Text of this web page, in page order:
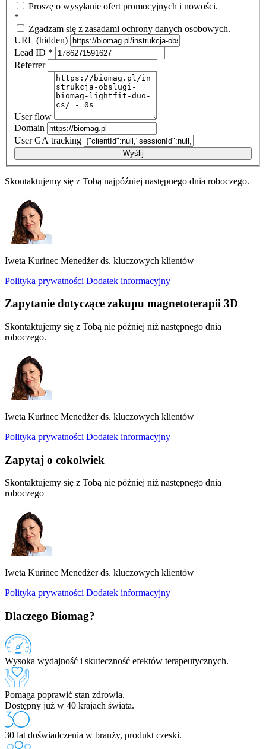
Proszę o wysyłanie ofert promocyjnych i nowości.
*
Zgadzam się z zasadami ochrony danych osobowych.
URL (hidden)
Lead ID *
Referrer
User flow
Domain
User GA tracking
Wyślij
Skontaktujemy się z Tobą najpóźniej następnego dnia roboczego.
Iweta Kurinec Menedżer ds. kluczowych klientów
Polityka prywatności Dodatek informacyjny
Zapytanie dotyczące zakupu magnetoterapii 3D
Skontaktujemy się z Tobą nie później niż następnego dnia
roboczego.
Iweta Kurinec Menedżer ds. kluczowych klientów
Polityka prywatności Dodatek informacyjny
Zapytaj o cokolwiek
Skontaktujemy się z Tobą nie później niż następnego dnia
roboczego
Iweta Kurinec Menedżer ds. kluczowych klientów
Polityka prywatności Dodatek informacyjny
Dlaczego Biomag?
Wysoka wydajność i skuteczność efektów terapeutycznych.
Pomaga poprawić stan zdrowia.
Dostępny już w 40 krajach świata.
30 lat doświadczenia w branży, produkt czeski.